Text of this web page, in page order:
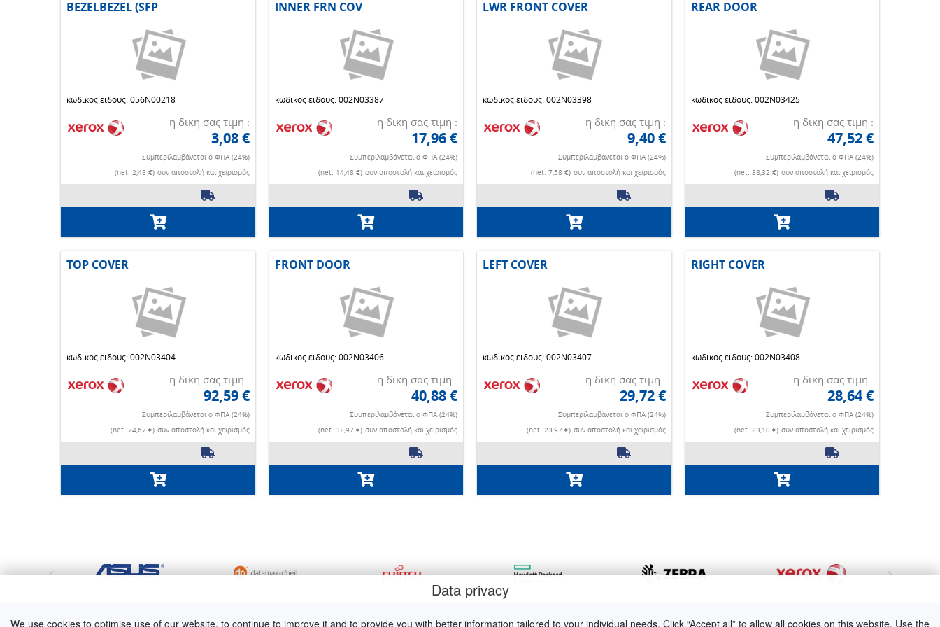
Data privacy
We use cookies to optimise use of our website, to continue to improve it and to provide you with better information tailored to your individual needs. Click “Accept all” to allow all cookies on this website. Use the
BEZELBEZEL (SFP
κωδικος ειδους: 056N00218
η δικη σας τιμη :
3,08 €
Συμπεριλαμβάνεται ο ΦΠΑ (24%)
(net. 2,48 €) συν αποστολή και χειρισμός
INNER FRN COV
κωδικος ειδους: 002N03387
η δικη σας τιμη :
17,96 €
Συμπεριλαμβάνεται ο ΦΠΑ (24%)
(net. 14,48 €) συν αποστολή και χειρισμός
LWR FRONT COVER
κωδικος ειδους: 002N03398
η δικη σας τιμη :
9,40 €
Συμπεριλαμβάνεται ο ΦΠΑ (24%)
(net. 7,58 €) συν αποστολή και χειρισμός
REAR DOOR
κωδικος ειδους: 002N03425
η δικη σας τιμη :
47,52 €
Συμπεριλαμβάνεται ο ΦΠΑ (24%)
(net. 38,32 €) συν αποστολή και χειρισμός
TOP COVER
κωδικος ειδους: 002N03404
η δικη σας τιμη :
92,59 €
Συμπεριλαμβάνεται ο ΦΠΑ (24%)
(net. 74,67 €) συν αποστολή και χειρισμός
FRONT DOOR
κωδικος ειδους: 002N03406
η δικη σας τιμη :
40,88 €
Συμπεριλαμβάνεται ο ΦΠΑ (24%)
(net. 32,97 €) συν αποστολή και χειρισμός
LEFT COVER
κωδικος ειδους: 002N03407
η δικη σας τιμη :
29,72 €
Συμπεριλαμβάνεται ο ΦΠΑ (24%)
(net. 23,97 €) συν αποστολή και χειρισμός
RIGHT COVER
κωδικος ειδους: 002N03408
η δικη σας τιμη :
28,64 €
Συμπεριλαμβάνεται ο ΦΠΑ (24%)
(net. 23,10 €) συν αποστολή και χειρισμός
MK Hellas ΕΠΕ Εκτύπωση Επικοινωνία M.K. Worldwide